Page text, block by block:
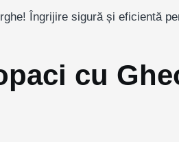
Îngrijire sigură și eficientă
cu